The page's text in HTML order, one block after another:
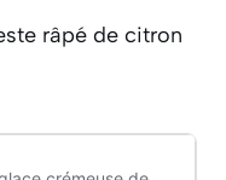
râpé de citron